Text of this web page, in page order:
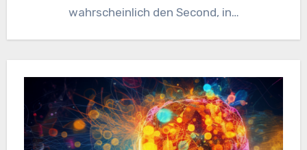
wahrscheinlich den Second, in…